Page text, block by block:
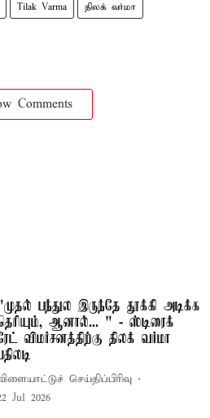
Tilak Varma திலக் வர்மா
Comments
பந்துல இருந்தே தூக்கி அடிக்க
ஆனால்... " - ஸ்டிரைக்
விமர்சனத்திற்கு திலக் வர்மா
செய்திப்பிரிவு
Jul 2026